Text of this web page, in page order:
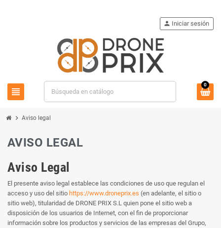
view_headline
person Iniciar sesión
0
chevron_right Aviso legal
AVISO LEGAL
Aviso Legal
El presente aviso legal establece las condiciones de uso que regulan el
acceso y uso del sitio https://www.droneprix.es (en adelante, el sitio o
sitio web), titularidad de DRONE PRIX S.L quien pone el sitio web a
disposición de los usuarios de Internet, con el fin de proporcionar
información sobre los productos y servicios de las empresas del Grupo,